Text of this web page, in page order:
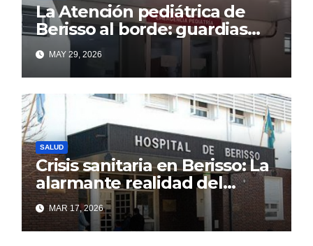
La Atención pediátrica de
Berisso al borde: guardias
saturadas por la alta
demanda
MAY 29, 2026
SALUD
Crisis sanitaria en Berisso: La
alarmante realidad del
Hospital Larraín que el
discurso oficial intenta
ocultar
MAR 17, 2026